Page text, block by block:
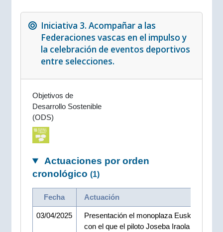
Iniciativa 3. Acompañar a las
Federaciones vascas en el impulso y
la celebración de eventos deportivos
entre selecciones.
Objetivos de
Desarrollo Sostenible
(ODS)
Actuaciones por orden
cronológico (1)
Fecha Actuación
03/04/2025
Presentación el monoplaza Euskal
con el que el piloto Joseba Iraola tratará de